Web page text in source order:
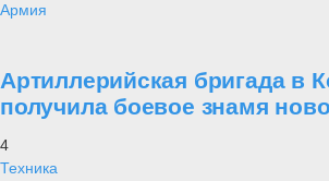
Армия
Артиллерийская бригада в
получила боевое знамя
4
Техника